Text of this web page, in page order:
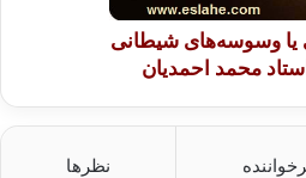
یا وسوسه‌های شیطانی
محمد احمدیان
نظرها